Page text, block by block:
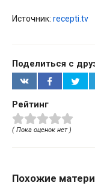
Источник: recepti.tv
Поделиться с
Рейтинг
( Пока оценок нет )
Похожие